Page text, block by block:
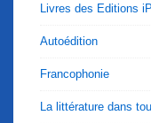
Livres des Editions
Autoédition
Francophonie
La littérature dans